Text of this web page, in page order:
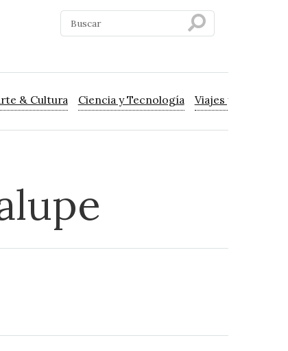
& Cultura Ciencia y Tecnología Viajes y Turismo